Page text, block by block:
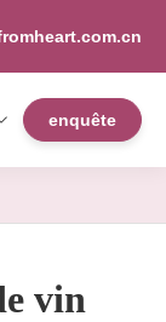
enquête
vin